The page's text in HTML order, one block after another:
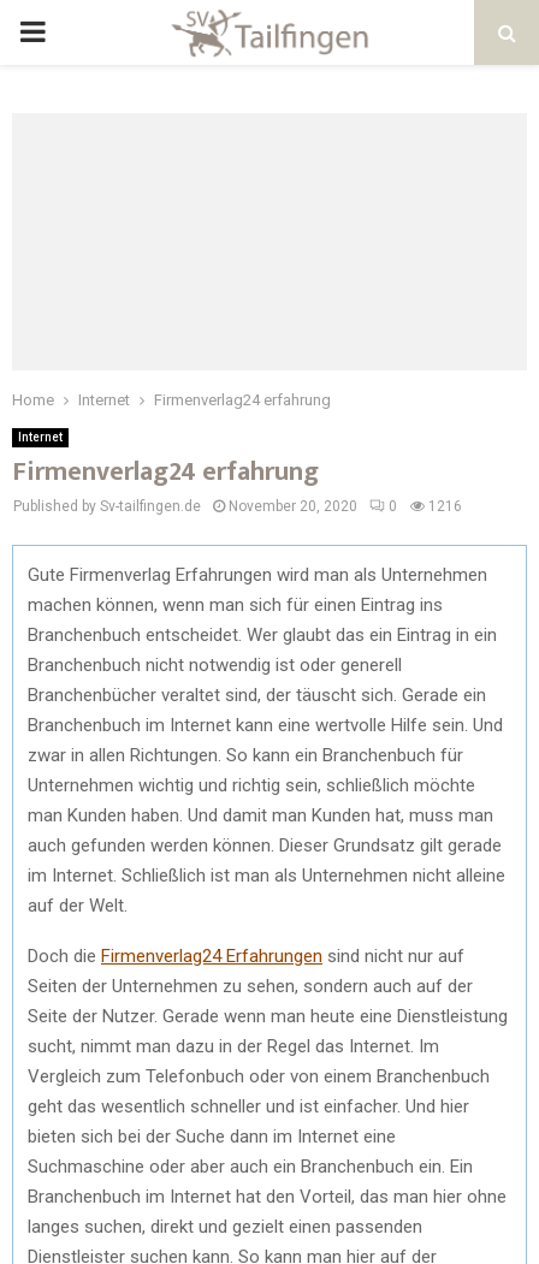
Home Internet Firmenverlag24 erfahrung
Internet
Firmenverlag24 erfahrung
Published by Sv-tailfingen.de November 20, 2020 0 1216
Gute Firmenverlag Erfahrungen wird man als Unternehmen
machen können, wenn man sich für einen Eintrag ins
Branchenbuch entscheidet. Wer glaubt das ein Eintrag in ein
Branchenbuch nicht notwendig ist oder generell
Branchenbücher veraltet sind, der täuscht sich. Gerade ein
Branchenbuch im Internet kann eine wertvolle Hilfe sein. Und
zwar in allen Richtungen. So kann ein Branchenbuch für
Unternehmen wichtig und richtig sein, schließlich möchte
man Kunden haben. Und damit man Kunden hat, muss man
auch gefunden werden können. Dieser Grundsatz gilt gerade
im Internet. Schließlich ist man als Unternehmen nicht alleine
auf der Welt.
Doch die Firmenverlag24 Erfahrungen sind nicht nur auf
Seiten der Unternehmen zu sehen, sondern auch auf der
Seite der Nutzer. Gerade wenn man heute eine Dienstleistung
sucht, nimmt man dazu in der Regel das Internet. Im
Vergleich zum Telefonbuch oder von einem Branchenbuch
geht das wesentlich schneller und ist einfacher. Und hier
bieten sich bei der Suche dann im Internet eine
Suchmaschine oder aber auch ein Branchenbuch ein. Ein
Branchenbuch im Internet hat den Vorteil, das man hier ohne
langes suchen, direkt und gezielt einen passenden
Dienstleister suchen kann. So kann man hier auf der